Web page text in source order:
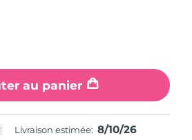
au panier
Livraison estimée: 8/10/26